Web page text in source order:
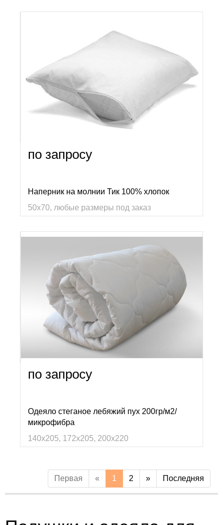
по запросу
Наперник на молнии Тик 100% хлопок
50х70, любые размеры под заказ
по запросу
Одеяло стеганое лебяжий пух 200гр/м2/
микрофибра
140х205, 172х205, 200х220
Первая « 1 2 » Последняя